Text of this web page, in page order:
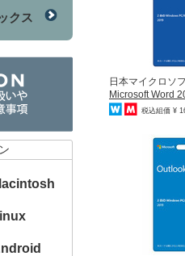
日本マイクロソ
Microsoft Word
税込組価 ¥
クス